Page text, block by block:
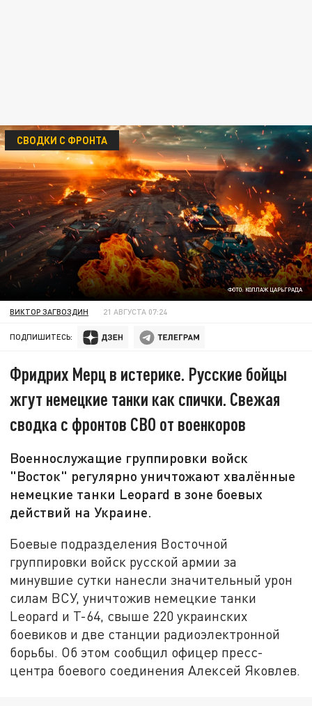
ФОТО: КОЛЛАЖ ЦАРЬГРАДА
СВОДКИ С ФРОНТА
ВИКТОР ЗАГВОЗДИН 21 АВГУСТА 07:24
ПОДПИШИТЕСЬ:
Фридрих Мерц в истерике. Русские бойцы
жгут немецкие танки как спички. Свежая
сводка с фронтов СВО от военкоров
Военнослужащие группировки войск
"Восток" регулярно уничтожают хвалённые
немецкие танки Leopard в зоне боевых
действий на Украине.
Боевые подразделения Восточной
группировки войск русской армии за
минувшие сутки нанесли значительный урон
силам ВСУ, уничтожив немецкие танки
Leopard и Т-64, свыше 220 украинских
боевиков и две станции радиоэлектронной
борьбы. Об этом сообщил офицер пресс-
центра боевого соединения Алексей Яковлев.